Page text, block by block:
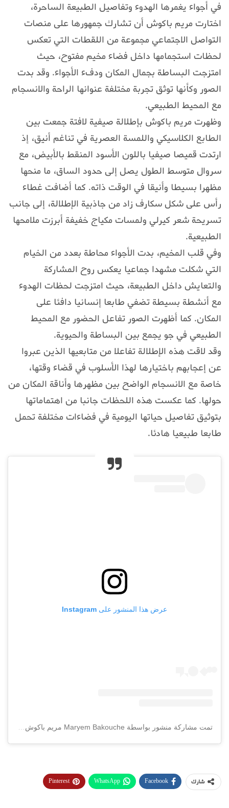
في أجواء يغمرها الهدوء وتفاصيل الطبيعة الساحرة،
اختارت مريم باكوش أن تشارك جمهورها على منصات
التواصل الاجتماعي مجموعة من اللقطات التي تعكس
لحظات استجمامها داخل فضاء مخيم مفتوح، حيث
امتزجت البساطة بجمال المكان ودفء الأجواء. وقد بدت
الصور وكأنها توثق تجربة مختلفة عنوانها الراحة والانسجام
مع المحيط الطبيعي.
وظهرت مريم باكوش بإطلالة صيفية لافتة جمعت بين
الطابع الكلاسيكي واللمسة العصرية في تناغم أنيق، إذ
ارتدت قميصا صيفيا باللون الأسود المنقط بالأبيض، مع
سروال متوسط الطول يصل إلى حدود الساق، ما منحها
مظهرا بسيطا وأنيقا في الوقت ذاته. كما أضافت غطاء
رأس على شكل سكارف زاد من جاذبية الإطلالة، إلى جانب
تسريحة شعر كيرلي ولمسات مكياج خفيفة أبرزت ملامحها
الطبيعية.
وفي قلب المخيم، بدت الأجواء محاطة بعدد من الخيام
التي شكلت مشهدا جماعيا يعكس روح المشاركة
والتعايش داخل الطبيعة، حيث امتزجت لحظات الهدوء
مع أنشطة بسيطة تضفي طابعا إنسانيا دافئا على
المكان. كما أظهرت الصور تفاعل الحضور مع المحيط
الطبيعي في جو يجمع بين البساطة والحيوية.
وقد لاقت هذه الإطلالة تفاعلا من متابعيها الذين عبروا
عن إعجابهم باختيارها لهذا الأسلوب في قضاء وقتها،
خاصة مع الانسجام الواضح بين مظهرها وأناقة المكان من
حولها. كما عكست هذه اللحظات جانبا من اهتماماتها
بتوثيق تفاصيل حياتها اليومية في فضاءات مختلفة تحمل
طابعا طبيعيا هادئا.
عرض هذا المنشور على Instagram
تمت مشاركة منشور بواسطة ‏‎Maryem Bakouche مريم باكوش‎‏ (@‏‎maryembakouche1‎‏)
شارك Facebook
WhatsApp
Pinterest